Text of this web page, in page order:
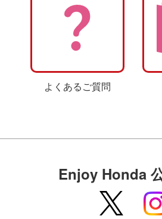
「HSR九州」のプログラム一覧
2025.9.5
新潟市産業振興センタ
「新潟市産業振興センター」の 会場
を公開しました。
よくあるご質問
Enjoy Honda